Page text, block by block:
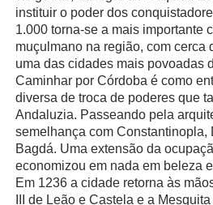
instituir o poder dos
1.000 torna-se a mais importante
muçulmano na região, com cerca
uma das cidades mais povoadas
Caminhar por Córdoba é como
diversa de troca de poderes que
Andaluzia. Passeando pela
semelhança com Constantinopla,
Bagdá. Uma extensão da
economizou em nada em beleza
Em 1236 a cidade retorna às
III de Leão e Castela e a